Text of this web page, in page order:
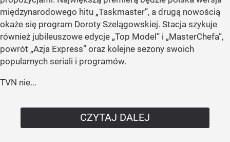
międzynarodowego hitu „Taskmaster”, a drugą nowością
okaże się program Doroty Szelągowskiej. Stacja szykuje
również jubileuszowe edycje „Top Model” i „MasterChefa”,
powrót „Azja Express” oraz kolejne sezony swoich
popularnych seriali i programów.
TVN nie...
CZYTAJ DALEJ